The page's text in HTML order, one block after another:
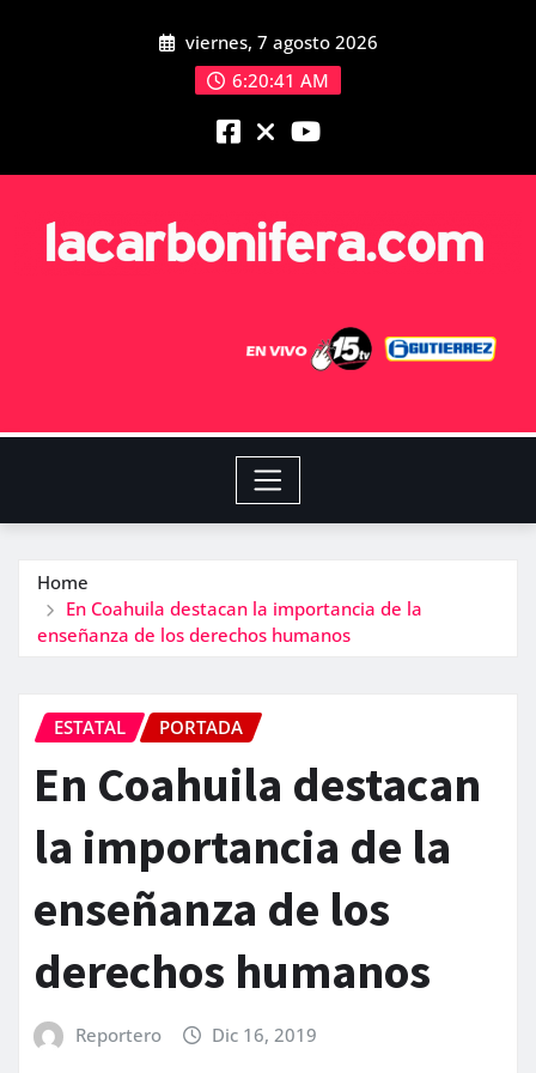
viernes, 7 agosto 2026
6:20:41 AM
Home
En Coahuila destacan la importancia de la
enseñanza de los derechos humanos
ESTATAL PORTADA
En Coahuila destacan
la importancia de la
enseñanza de los
derechos humanos
Reportero Dic 16, 2019